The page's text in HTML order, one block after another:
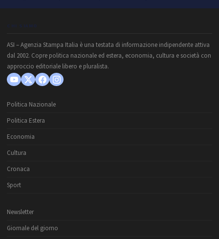
CHI SIAMO
ASI – Agenzia Stampa Italia è una testata di informazione indipendente attiva
dal 2002. Copre politica nazionale ed estera, economia, cultura e società con
approccio editoriale libero e pluralista.
Politica Nazionale
Politica Estera
Economia
Cultura
Cronaca
Sport
Newsletter
Giornale del giorno